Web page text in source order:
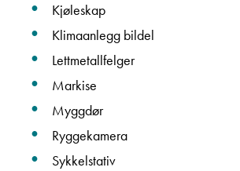
Kjøleskap
Klimaanlegg bildel
Lettmetallfelger
Markise
Myggdør
Ryggekamera
Sykkelstativ